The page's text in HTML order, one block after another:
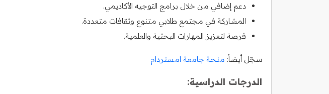
دعم إضافي من خلال برامج التوجيه الأكاديمي.
المشاركة في مجتمع طلابي متنوع وثقافات متعددة.
فرصة لتعزيز المهارات البحثية والعلمية.
سجّل أيضاً: منحة جامعة امستردام
الدرجات الدراسية: